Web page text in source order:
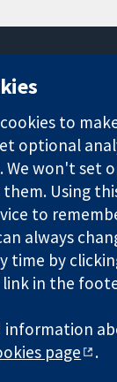
Square
0AN
영국
is a charity (no.
(no.
number
cookies to
optional
We won't set
them. Using
to
always
time by
in the
information
page .